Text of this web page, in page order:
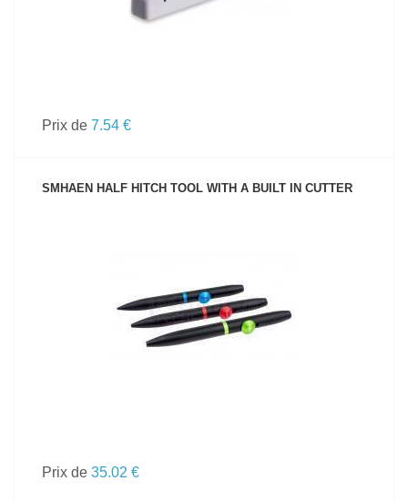
Prix de 7.54 €
SMHAEN HALF HITCH TOOL WITH A BUILT IN CUTTER
Prix de 35.02 €